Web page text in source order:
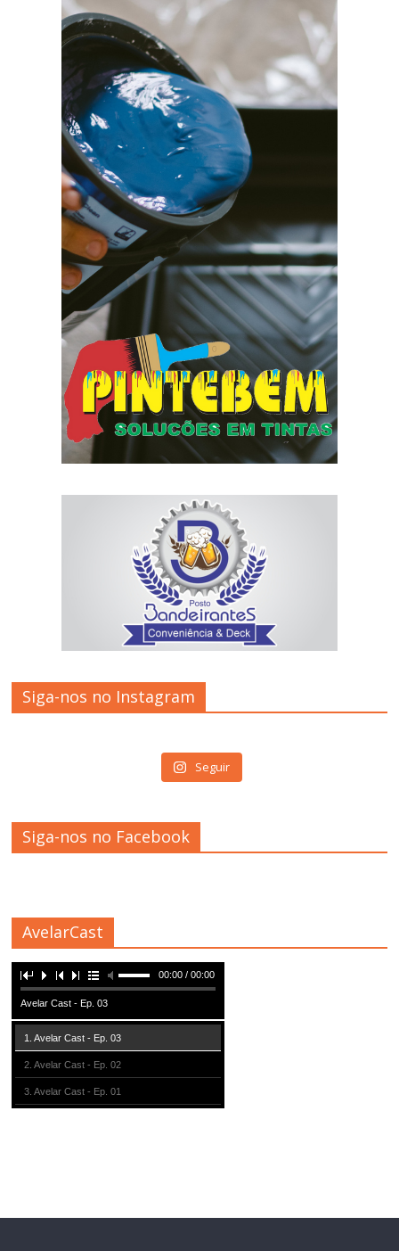
Siga-nos no Instagram
Seguir
Siga-nos no Facebook
AvelarCast
00:00 / 00:00
Avelar Cast - Ep. 03
1. Avelar Cast - Ep. 03
2. Avelar Cast - Ep. 02
3. Avelar Cast - Ep. 01